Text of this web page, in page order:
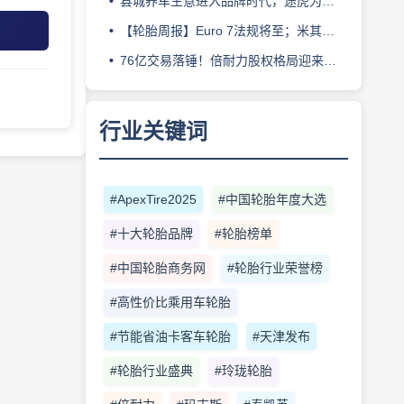
【轮胎周报】Euro 7法规将至；米其林上半年营收超千亿；倍耐力上半年盈利稳增；龙星炭黑斩获欧洲近万吨订单
76亿交易落锤！倍耐力股权格局迎来重塑
行业关键词
#ApexTire2025 #中国轮胎年度大选
#十大轮胎品牌 #轮胎榜单
#中国轮胎商务网 #轮胎行业荣誉榜
#高性价比乘用车轮胎
#节能省油卡客车轮胎 #天津发布
#轮胎行业盛典 #玲珑轮胎